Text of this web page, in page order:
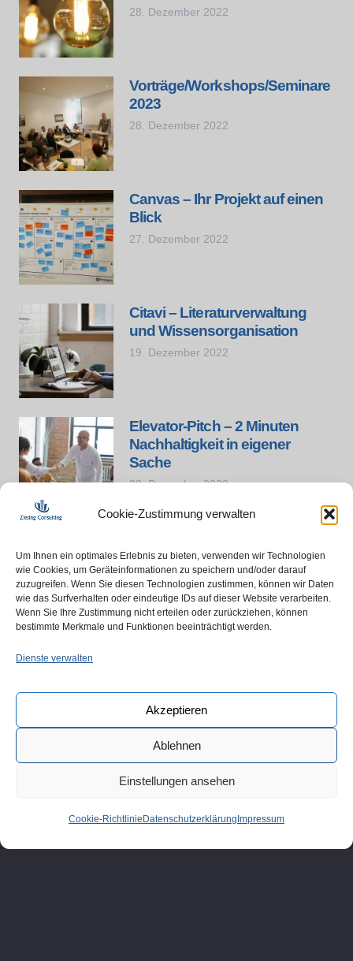
Cookie-Zustimmung verwalten
Um Ihnen ein optimales Erlebnis zu bieten, verwenden wir Technologien
wie Cookies, um Geräteinformationen zu speichern und/oder darauf
zuzugreifen. Wenn Sie diesen Technologien zustimmen, können wir Daten
wie das Surfverhalten oder eindeutige IDs auf dieser Website verarbeiten.
Wenn Sie Ihre Zustimmung nicht erteilen oder zurückziehen, können
bestimmte Merkmale und Funktionen beeinträchtigt werden.
Dienste verwalten
Akzeptieren
Ablehnen
Einstellungen ansehen
Cookie-Richtlinie Datenschutzerklärung Impressum
28. Dezember 2022
Vorträge/Workshops/Seminare
2023
28. Dezember 2022
Canvas – Ihr Projekt auf einen
Blick
27. Dezember 2022
Citavi – Literaturverwaltung
und Wissensorganisation
19. Dezember 2022
Elevator-Pitch – 2 Minuten
Nachhaltigkeit in eigener
Sache
28. Dezember 2022
soll der Neue kehren?
28. Dezember 2022
Impressum